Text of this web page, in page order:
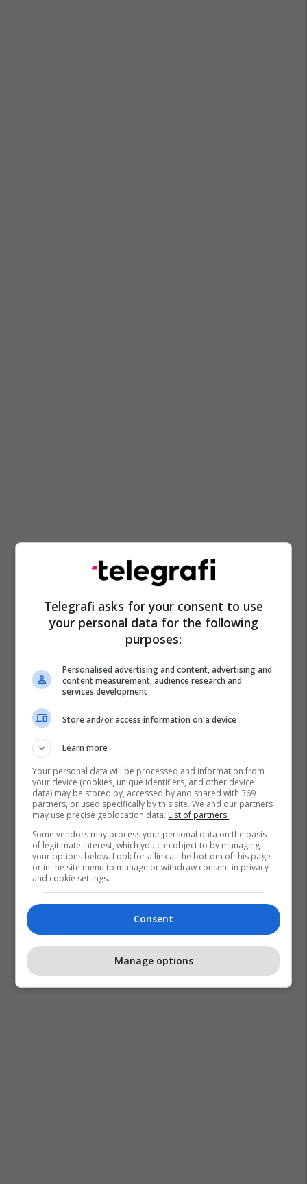
Emiratet E Bashkuara Arabe Iran
Lufta Në Iran
Arabia Saudite
Telegrafi asks for your consent to use
your personal data for the following
purposes:
Personalised advertising and content, advertising and
content measurement, audience research and
services development
Store and/or access information on a device
Learn more
Your personal data will be processed and information from
your device (cookies, unique identifiers, and other device
data) may be stored by, accessed by and shared with 369
partners, or used specifically by this site. We and our partners
may use precise geolocation data. List of partners.
Some vendors may process your personal data on the basis
of legitimate interest, which you can object to by managing
your options below. Look for a link at the bottom of this page
or in the site menu to manage or withdraw consent in privacy
and cookie settings.
Consent
Manage options